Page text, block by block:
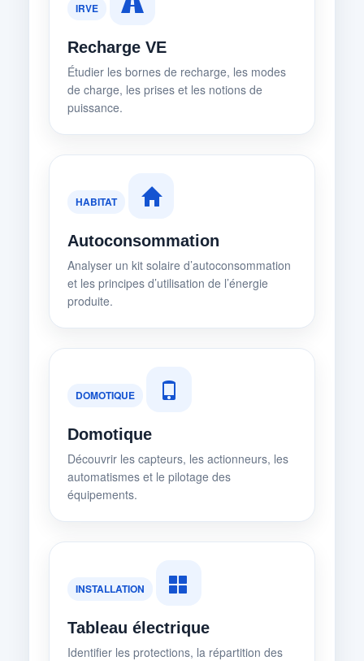
IRVE
Recharge VE
Étudier les bornes de recharge, les modes
de charge, les prises et les notions de
puissance.
HABITAT
Autoconsommation
Analyser un kit solaire d’autoconsommation
et les principes d’utilisation de l’énergie
produite.
DOMOTIQUE
Domotique
Découvrir les capteurs, les actionneurs, les
automatismes et le pilotage des
équipements.
INSTALLATION
Tableau électrique
Identifier les protections, la répartition des